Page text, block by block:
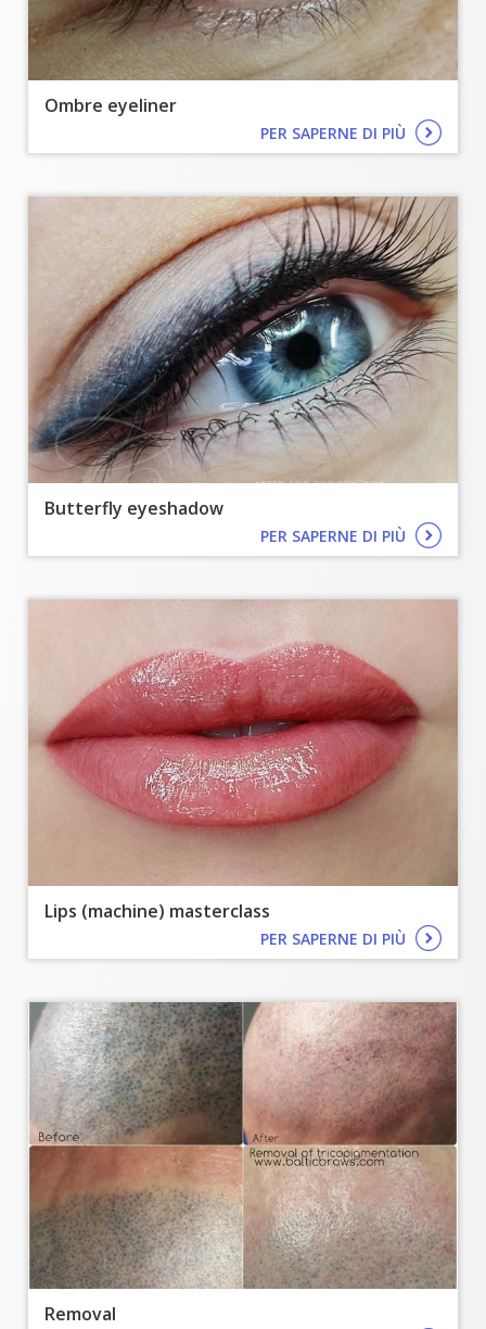
Ombre eyeliner
PER SAPERNE DI PIÙ
Butterfly eyeshadow
PER SAPERNE DI PIÙ
Lips (machine) masterclass
PER SAPERNE DI PIÙ
Removal